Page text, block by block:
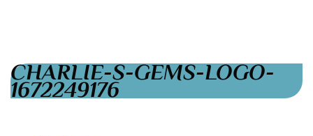
CHARLIE-S-GEMS-LOGO-
1672249176